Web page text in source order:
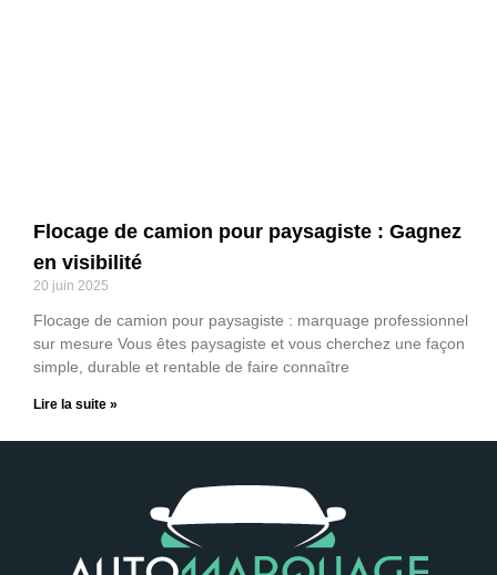
Flocage de camion pour paysagiste : Gagnez
en visibilité
20 juin 2025
Flocage de camion pour paysagiste : marquage professionnel
sur mesure Vous êtes paysagiste et vous cherchez une façon
simple, durable et rentable de faire connaître
Lire la suite »